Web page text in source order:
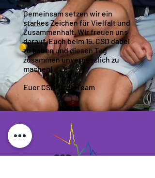
Gemeinsam setzen wir ein
starkes Zeichen für Vielfalt und
Zusammenhalt. Wir freuen uns
darauf, Euch beim 15. CSD dabei
zu haben und diesen Tag
zusammen unvergesslich zu
machen!
Euer CSD-Orga-Team